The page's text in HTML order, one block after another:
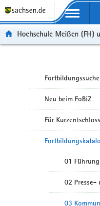
Portalübergreifende Navigation
Hochschule Meißen (FH)
Fortbildungssuche
Neu beim FoBiZ
Für
01 Führung
02 Presse-
03